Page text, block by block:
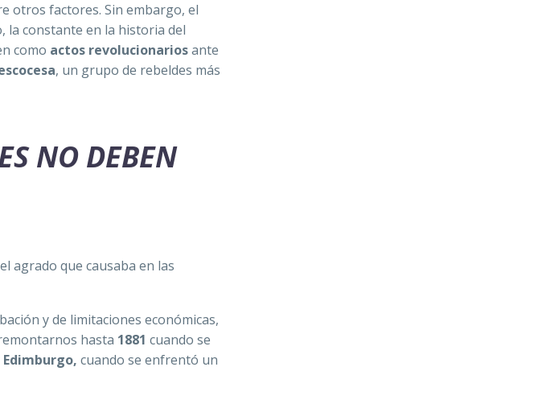
otros factores. Sin embargo, el
la constante en la historia del
como actos revolucionariosante
, un grupo de rebeldes más
NO DEBEN
agrado que causaba en las
y de limitaciones económicas,
hasta 1881 cuando se
Edimburgo, cuando se enfrentó un